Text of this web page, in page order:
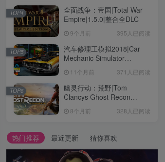
全面战争：帝国|Total War
Empire|1.5.0|整合全DLC
9个月前 395人已阅读
TOP4
汽车修理工模拟2018|Car
Mechanic Simulator
11个月前 371人已阅读
TOP5
幽灵行动：荒野|Tom
Clancys Ghost Recon
DLC8个月前 328人已阅读
TOP6
热门推荐 最近更新 猜你喜欢